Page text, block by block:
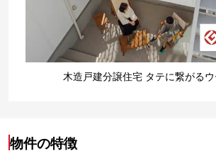
木造戸建分譲住宅 タテに繋がるウ
物件の特徴